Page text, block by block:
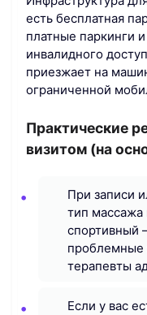
есть бесплатная
платные паркинги
инвалидного
приезжает на
ограниченной
Практические
визитом (на
При записи
тип
спортивный
проблемные
терапевты
Если у вас